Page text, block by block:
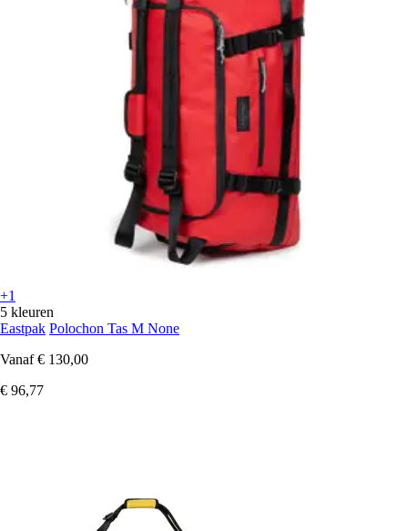
+1
5 kleuren
Eastpak Polochon Tas M None
Vanaf € 130,00
€ 96,77